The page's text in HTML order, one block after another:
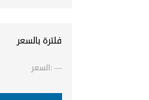
فلترة بالسعر
السعر: —